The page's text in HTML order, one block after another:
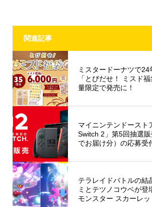
関連記事
ミスタードーナツで
「とびだせ！ ミスド
量限定で発売に！
マイニンテンドースト
Switch 2」第5回抽選
でお届け分）の応募受
テラレイドバトルの結
ミとテツノコウベが登
モンスター スカーレッ